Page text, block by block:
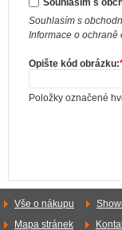
Souhlasím s
Souhlasím s
Informace o
Opište kód obrázku:
Položky označené
Vše o nákupu
Mapa stránek